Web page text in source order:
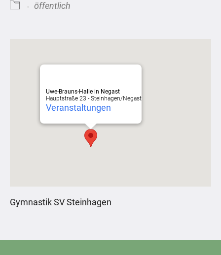
öffentlich
Uwe-Brauns-Halle in Negast
Hauptstraße 23 - Steinhagen/Negast
Veranstaltungen
Gymnastik SV Steinhagen